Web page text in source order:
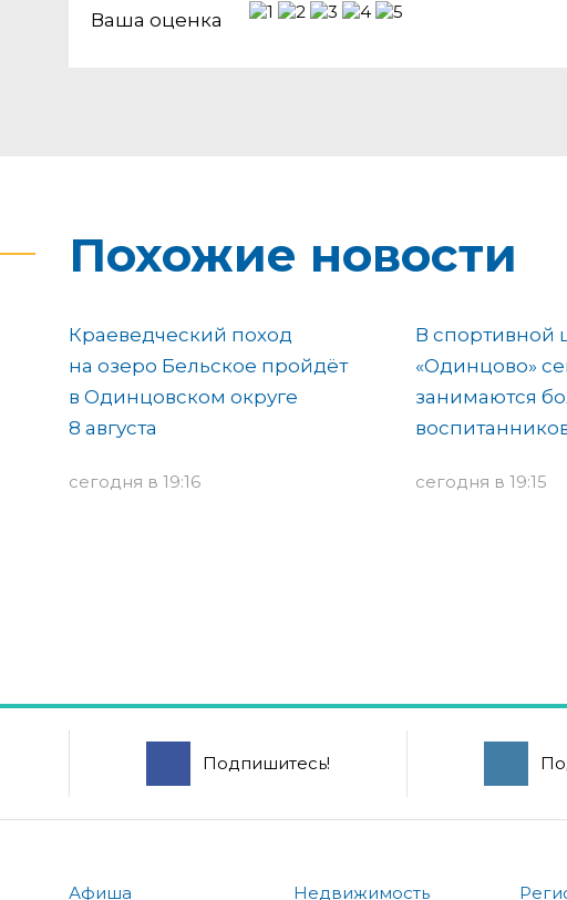
Ваша оценка
Похожие новости
Краеведческий поход
на озеро Бельское пройдёт
в Одинцовском округе
8 августа
сегодня в 19:16
В спортивной
«Одинцово»
занимаются
сегодня в 19:15
Подпишитесь!
Афиша Недвижимость